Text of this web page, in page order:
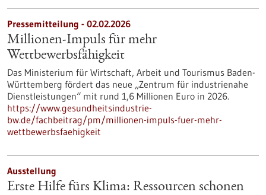
Pressemitteilung - 02.02.2026
Millionen-Impuls für mehr
Wettbewerbsfähigkeit
Das Ministerium für Wirtschaft, Arbeit und Tourismus Baden-
Württemberg fördert das neue „Zentrum für industrienahe
Dienstleistungen“ mit rund 1,6 Millionen Euro in 2026.
https://www.gesundheitsindustrie-
bw.de/fachbeitrag/pm/millionen-impuls-fuer-mehr-
wettbewerbsfaehigkeit
Ausstellung
Erste Hilfe fürs Klima: Ressourcen schonen